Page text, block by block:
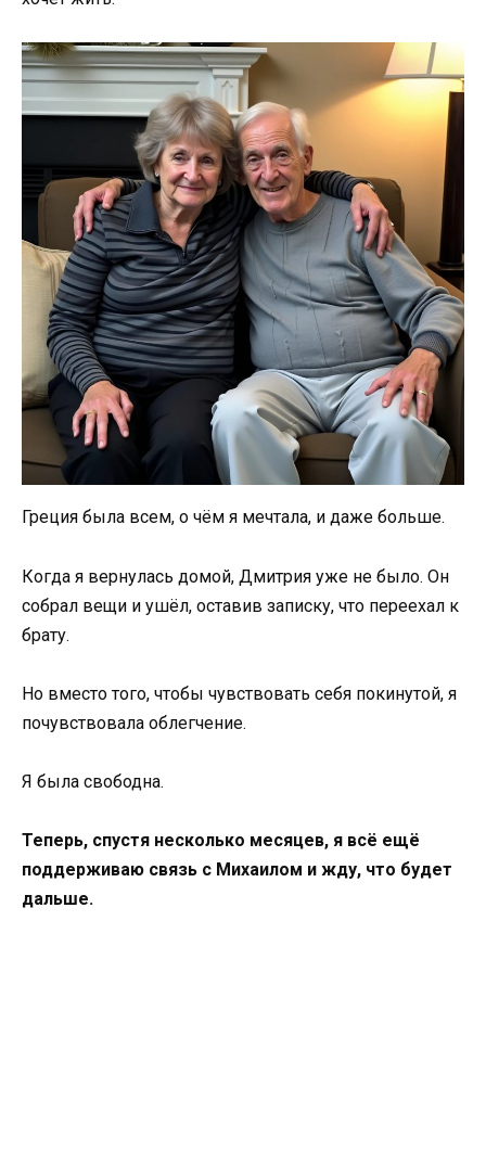
Греция была всем, о чём я мечтала, и даже больше.
Когда я вернулась домой, Дмитрия уже не было. Он
собрал вещи и ушёл, оставив записку, что переехал к
брату.
Но вместо того, чтобы чувствовать себя покинутой, я
почувствовала облегчение.
Я была свободна.
Теперь, спустя несколько месяцев, я всё ещё
поддерживаю связь с Михаилом и жду, что будет
дальше.